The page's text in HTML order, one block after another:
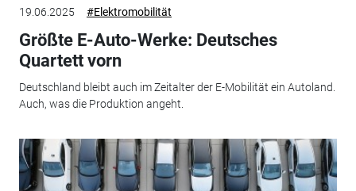
19.06.2025 #Elektromobilität
Größte E-Auto-Werke: Deutsches
Quartett vorn
Deutschland bleibt auch im Zeitalter der E-Mobilität ein Autoland.
Auch, was die Produktion angeht.